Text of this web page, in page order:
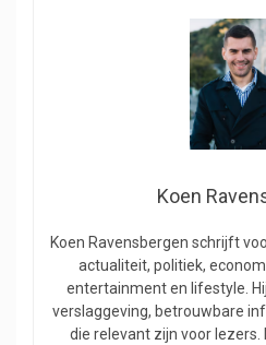
Koen
Koen Ravensbergen schrijft
actualiteit, politiek,
entertainment en lifestyle.
verslaggeving, betrouwbare
die relevant zijn voor